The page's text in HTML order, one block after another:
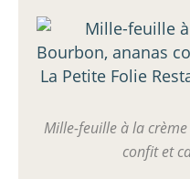
Mille-feuille à la
confit et